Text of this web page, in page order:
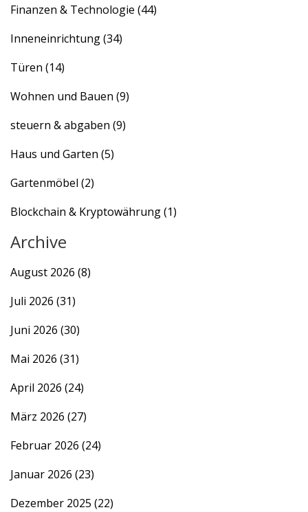
Finanzen & Technologie (44)
Inneneinrichtung(34)
Türen (14)
Wohnen und Bauen (9)
steuern & abgaben (9)
Haus und Garten (5)
Gartenmöbel (2)
Blockchain & Kryptowährung(1)
Archive
August 2026 (8)
Juli 2026 (31)
Juni 2026 (30)
Mai 2026 (31)
April 2026 (24)
März 2026 (27)
Februar 2026 (24)
Januar 2026 (23)
Dezember 2025 (22)